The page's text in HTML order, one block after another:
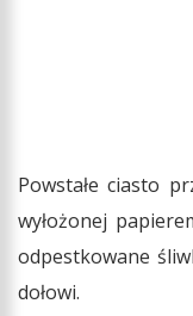
Powstałe ciasto
wyłożonej
odpestkowane
dołowi.